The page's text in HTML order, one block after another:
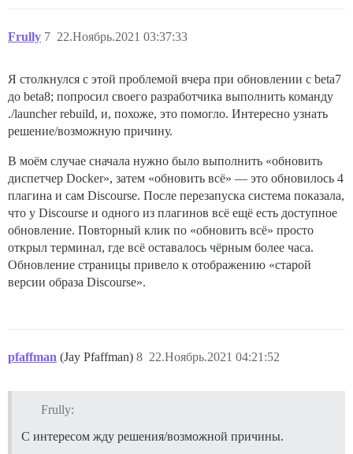
Frully 22.Ноябрь.2021 03:37:33
7
Я столкнулся с этой проблемой вчера при обновлении с beta7
до beta8; попросил своего разработчика выполнить команду
./launcher rebuild, и, похоже, это помогло. Интересно узнать
решение/возможную причину.
В моём случае сначала нужно было выполнить «обновить
диспетчер Docker», затем «обновить всё» — это обновилось 4
плагина и сам Discourse. После перезапуска система показала,
что у Discourse и одного из плагинов всё ещё есть доступное
обновление. Повторный клик по «обновить всё» просто
открыл терминал, где всё оставалось чёрным более часа.
Обновление страницы привело к отображению «старой
версии образа Discourse».
pfaffman (Jay Pfaffman) 22.Ноябрь.2021 04:21:52
8
Frully:
С интересом жду решения/возможной причины.